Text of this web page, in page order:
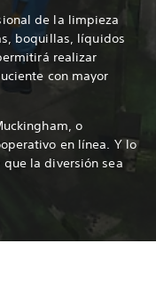
de la limpieza
boquillas, líquidos
realizar
con mayor
o
en línea. Y lo
la diversión sea